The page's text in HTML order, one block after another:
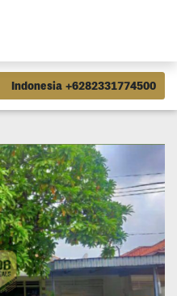
Indonesia +6282331774500